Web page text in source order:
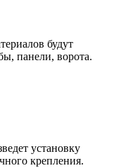
будут
панели, ворота.
установку
крепления.